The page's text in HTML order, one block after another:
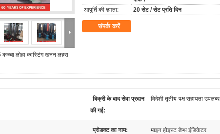
लोहा कास्टिंग खनन लहरा
आपूर्ति की क्षमता:
20 सेट / सेट प्रति दिन
संपर्क करें
बिक्री के बाद सेवा प्रदान
की गई:
विदेशी तृतीय-पक्ष सहायता उपलब्ध
प्रोडक्ट का नाम: माइन होइस्ट डेप्थ इंडिकेटर